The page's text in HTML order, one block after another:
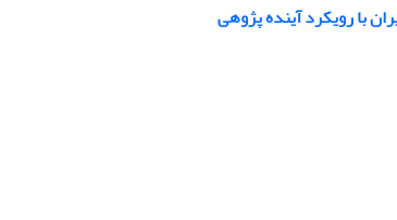
با رویکرد آینده پژوهی